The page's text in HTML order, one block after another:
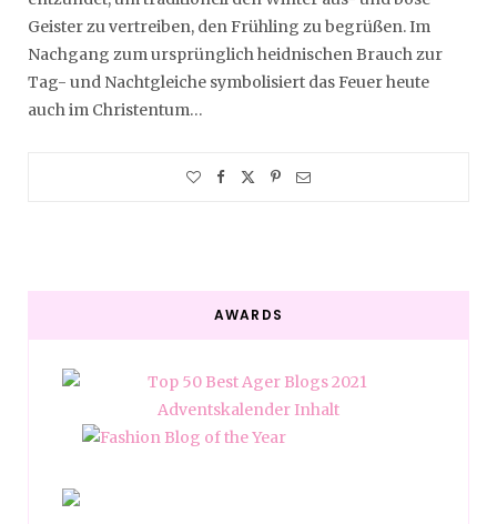
Geister zu vertreiben, den Frühling zu begrüßen. Im
Nachgang zum ursprünglich heidnischen Brauch zur
Tag- und Nachtgleiche symbolisiert das Feuer heute
auch im Christentum…
AWARDS